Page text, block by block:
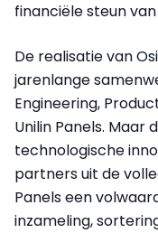
financiële steun
De realisatie van
jarenlange
Engineering,
Unilin Panels.
technologische
partners uit de
Panels een
inzameling,